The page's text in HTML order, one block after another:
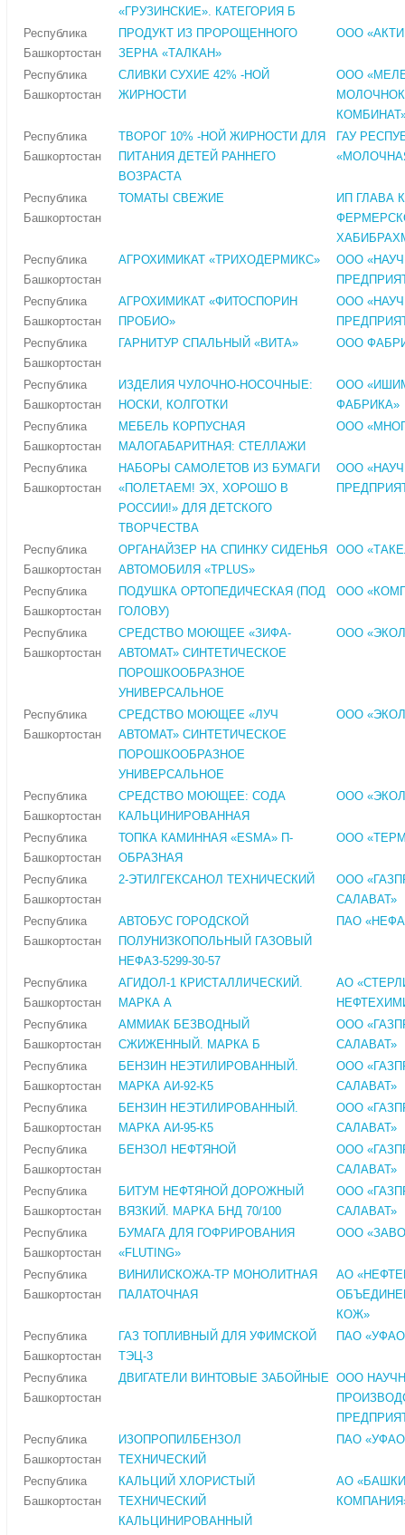
«ГРУЗИНСКИЕ». КАТЕГОРИЯ Б
Республика
Башкортостан
ПРОДУКТ ИЗ ПРОРОЩЕННОГО
ЗЕРНА «ТАЛКАН»
ООО
Республика
Башкортостан
СЛИВКИ СУХИЕ 42% -НОЙ
ЖИРНОСТИ
ООО
Республика
Башкортостан
ТВОРОГ 10% -НОЙ ЖИРНОСТИ ДЛЯ
ПИТАНИЯ ДЕТЕЙ РАННЕГО
ВОЗРАСТА
ГАУ
Республика
Башкортостан
ТОМАТЫ СВЕЖИЕ
ИП ГЛАВА
Республика
Башкортостан
АГРОХИМИКАТ «ТРИХОДЕРМИКС»
ООО
Республика
Башкортостан
АГРОХИМИКАТ «ФИТОСПОРИН
ПРОБИО»
ООО
Республика
Башкортостан
ГАРНИТУР СПАЛЬНЫЙ «ВИТА» ООО
Республика
Башкортостан
ИЗДЕЛИЯ ЧУЛОЧНО-НОСОЧНЫЕ:
НОСКИ, КОЛГОТКИ
ООО
ФАБРИКА»
Республика
Башкортостан
МЕБЕЛЬ КОРПУСНАЯ
МАЛОГАБАРИТНАЯ: СТЕЛЛАЖИ
ООО
Республика
Башкортостан
НАБОРЫ САМОЛЕТОВ ИЗ БУМАГИ
«ПОЛЕТАЕМ! ЭХ, ХОРОШО В
РОССИИ!» ДЛЯ ДЕТСКОГО
ТВОРЧЕСТВА
ООО
Республика
Башкортостан
ОРГАНАЙЗЕР НА СПИНКУ СИДЕНЬЯ
АВТОМОБИЛЯ «TPLUS»
ООО
Республика
Башкортостан
ПОДУШКА ОРТОПЕДИЧЕСКАЯ (ПОД
ГОЛОВУ)
ООО
Республика
Башкортостан
СРЕДСТВО МОЮЩЕЕ «ЗИФА-
АВТОМАТ» СИНТЕТИЧЕСКОЕ
ПОРОШКООБРАЗНОЕ
УНИВЕРСАЛЬНОЕ
ООО
Республика
Башкортостан
СРЕДСТВО МОЮЩЕЕ «ЛУЧ
АВТОМАТ» СИНТЕТИЧЕСКОЕ
ПОРОШКООБРАЗНОЕ
УНИВЕРСАЛЬНОЕ
ООО
Республика
Башкортостан
СРЕДСТВО МОЮЩЕЕ: СОДА
КАЛЬЦИНИРОВАННАЯ
ООО
Республика
Башкортостан
ТОПКА КАМИННАЯ «ESMA» П-
ОБРАЗНАЯ
ООО
Республика
Башкортостан
2-ЭТИЛГЕКСАНОЛ ТЕХНИЧЕСКИЙ
ООО
САЛАВАТ»
Республика
Башкортостан
АВТОБУС ГОРОДСКОЙ
ПОЛУНИЗКОПОЛЬНЫЙ ГАЗОВЫЙ
НЕФАЗ-5299-30-57
ПАО
Республика
Башкортостан
АГИДОЛ-1 КРИСТАЛЛИЧЕСКИЙ.
МАРКА А
АО
Республика
Башкортостан
АММИАК БЕЗВОДНЫЙ
СЖИЖЕННЫЙ. МАРКА Б
ООО
САЛАВАТ»
Республика
Башкортостан
БЕНЗИН НЕЭТИЛИРОВАННЫЙ.
МАРКА АИ-92-К5
ООО
САЛАВАТ»
Республика
Башкортостан
БЕНЗИН НЕЭТИЛИРОВАННЫЙ.
МАРКА АИ-95-К5
ООО
САЛАВАТ»
Республика
Башкортостан
БЕНЗОЛ НЕФТЯНОЙ
ООО
САЛАВАТ»
Республика
Башкортостан
БИТУМ НЕФТЯНОЙ ДОРОЖНЫЙ
ВЯЗКИЙ. МАРКА БНД 70/100
ООО
САЛАВАТ»
Республика
Башкортостан
БУМАГА ДЛЯ ГОФРИРОВАНИЯ
«FLUTING»
ООО
Республика
Башкортостан
ВИНИЛИСКОЖА-ТР МОНОЛИТНАЯ
ПАЛАТОЧНАЯ
АО
КОЖ»
Республика
Башкортостан
ГАЗ ТОПЛИВНЫЙ ДЛЯ УФИМСКОЙ
ТЭЦ-3
ПАО
Республика
Башкортостан
ДВИГАТЕЛИ ВИНТОВЫЕ ЗАБОЙНЫЕ ООО
Республика
Башкортостан
ИЗОПРОПИЛБЕНЗОЛ
ТЕХНИЧЕСКИЙ
ПАО
Республика
Башкортостан
КАЛЬЦИЙ ХЛОРИСТЫЙ
ТЕХНИЧЕСКИЙ
КАЛЬЦИНИРОВАННЫЙ
АО